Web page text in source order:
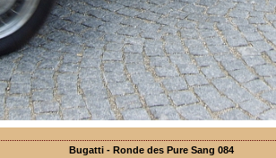
Bugatti - Ronde des Pure Sang 084